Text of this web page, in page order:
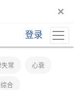
×
登录
常 心衰
综合